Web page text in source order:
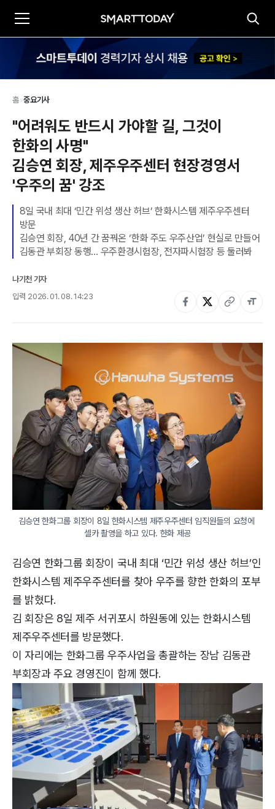
홈>중요기사
"어려워도 반드시 가야할 길, 그것이
한화의 사명"
김승연 회장, 제주우주센터 현장경영서
'우주의 꿈' 강조
8일 국내 최대 ‘민간 위성 생산 허브’ 한화시스템 제주우주센터
방문
김승연 회장, 40년 간 꿈꿔온 ‘한화 주도 우주산업’ 현실로 만들어
김동관 부회장 동행… 우주환경시험장, 전자파시험장 등 둘러봐
나기천 기자
입력 2026. 01. 08. 14:23
김승연 한화그룹 회장이 8일 한화시스템 제주우주센터 임직원들의 요청에
셀카 촬영을 하고 있다. 한화 제공
김승연 한화그룹 회장이 국내 최대 ‘민간 위성 생산 허브’인
한화시스템 제주우주센터를 찾아 우주를 향한 한화의 포부
를 밝혔다.
김 회장은 8일 제주 서귀포시 하원동에 있는 한화시스템
제주우주센터를 방문했다.
이 자리에는 한화그룹 우주사업을 총괄하는 장남 김동관
부회장과 주요 경영진이 함께 했다.